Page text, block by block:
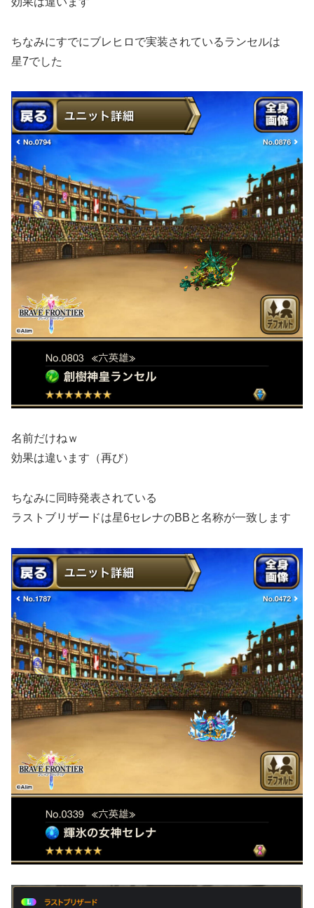
ちなみにすでにブレヒロで実装されているランセルは
星7でした
名前だけねｗ
効果は違います（再び）
ちなみに同時発表されている
ラストブリザードは星6セレナのBBと名称が一致します